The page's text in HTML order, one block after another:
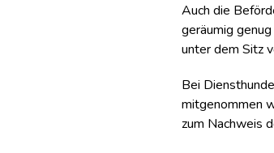
Auch die
geräumig
unter dem Sitz
Bei
mitgenommen
zum Nachweis